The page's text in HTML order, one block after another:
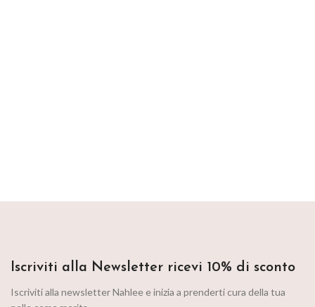
Iscriviti alla Newsletter ricevi 10% di sconto
Iscriviti alla newsletter Nahlee e inizia a prenderti cura della tua